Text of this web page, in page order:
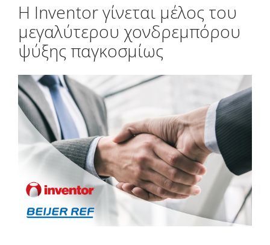
Η Inventor γίνεται μέλος του
μεγαλύτερου χονδρεμπόρου
ψύξης παγκοσμίως